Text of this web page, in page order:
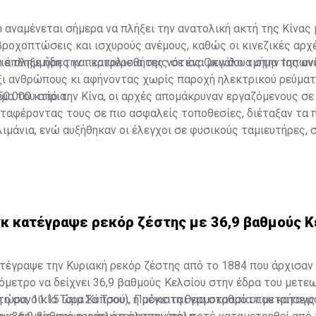
σήμερα να πλήξει την ανατολική ακτή της Κίνας
και ισχυρούς ανέμους, καθώς οι κινεζικές
πλημμύρες και κατολισθήσεις σε ένα μεγάλο τμήμα της
ήδη την περιφέρεια της νότιας Οκινάουα στην
ανθρώπους κι αφήνοντας χωρίς παροχή ηλεκτρικού
κτίρια.
του από την Κίνα, οι αρχές απομάκρυναν εργαζόμενους σε
τους σε πιο ασφαλείς τοποθεσίες, διέταξαν τα
ενώ αυξήθηκαν οι έλεγχοι σε φυσικούς ταμιευτήρες,
κατέγραψε ρεκόρ ζέστης με 36,9 βαθμούς
την Κυριακή ρεκόρ ζέστης από το 1884 που άρχισαν
να δείχνει 36,9 βαθμούς Κελσίου στην έδρα του
συνοικία Τσιμ Σα Τσούι. Πρόκειται για σταθμό οι
ώρα, 11:15 ώρα Κύπρου), η μέγιστη θερμοκρασία που